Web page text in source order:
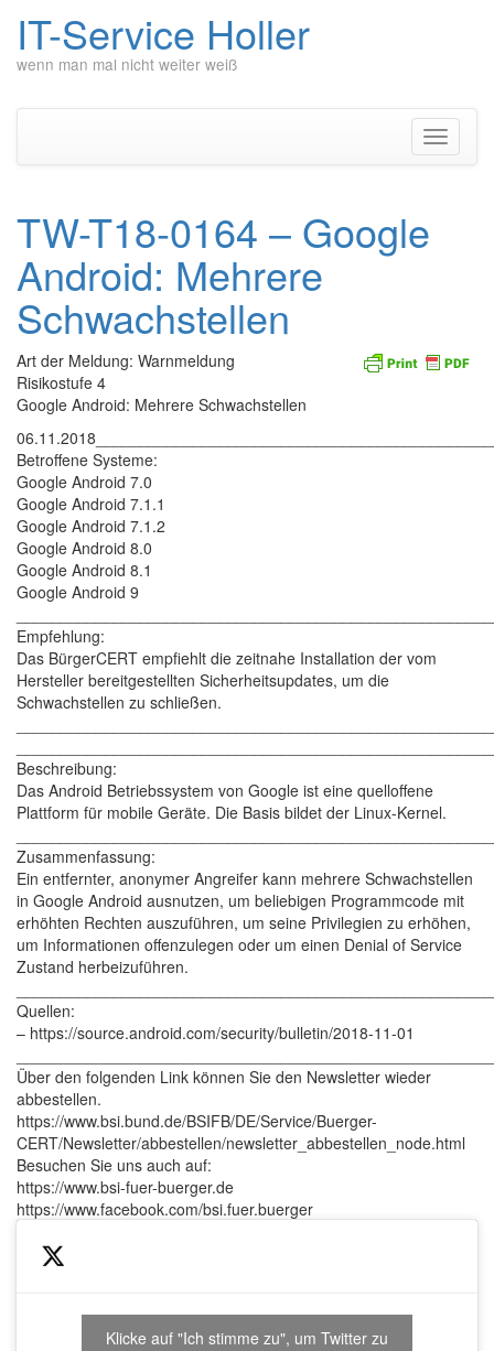
IT-Service Holler
wenn man mal nicht weiter weiß
TW-T18-0164 – Google
Android: Mehrere
Schwachstellen
Art der Meldung: Warnmeldung
Risikostufe 4
Google Android: Mehrere Schwachstellen
Betroffene Systeme:
Google Android 7.0
Google Android 7.1.1
Google Android 7.1.2
Google Android 8.0
Google Android 8.1
Google Android 9
Empfehlung:
Das BürgerCERT empfiehlt die zeitnahe Installation der vom
Hersteller bereitgestellten Sicherheitsupdates, um die
Schwachstellen zu schließen.
Beschreibung:
Das Android Betriebssystem von Google ist eine quelloffene
Plattform für mobile Geräte. Die Basis bildet der Linux-Kernel.
Zusammenfassung:
Ein entfernter, anonymer Angreifer kann mehrere Schwachstellen
in Google Android ausnutzen, um beliebigen Programmcode mit
erhöhten Rechten auszuführen, um seine Privilegien zu erhöhen,
um Informationen offenzulegen oder um einen Denial of Service
Zustand herbeizuführen.
Quellen:
– https://source.android.com/security/bulletin/2018-11-01
Über den folgenden Link können Sie den Newsletter wieder
abbestellen.
https://www.bsi.bund.de/BSIFB/DE/Service/Buerger-
CERT/Newsletter/abbestellen/newsletter_abbestellen_node.html
Besuchen Sie uns auch auf:
https://www.bsi-fuer-buerger.de
https://www.facebook.com/bsi.fuer.buerger
Klicke auf "Ich stimme zu", um Twitter zu